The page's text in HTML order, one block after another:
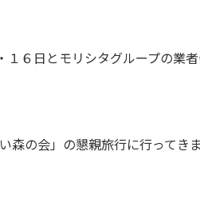
１６日とモリシタグループの業者
い森の会」の懇親旅行に行ってき